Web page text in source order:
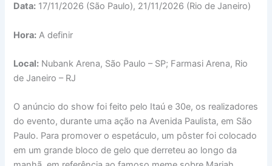
Data: 17/11/2026 (São Paulo), 21/11/2026 (Rio de Janeiro)
Hora: A definir
Local: Nubank Arena, São Paulo – SP; Farmasi Arena, Rio
de Janeiro – RJ
O anúncio do show foi feito pelo Itaú e 30e, os realizadores
do evento, durante uma ação na Avenida Paulista, em São
Paulo. Para promover o espetáculo, um pôster foi colocado
em um grande bloco de gelo que derreteu ao longo da